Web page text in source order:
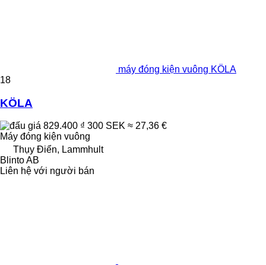
máy đóng kiện vuông KÖLA
18
KÖLA
829.400 ₫ 300 SEK ≈ 27,36 €
Máy đóng kiện vuông
Thụy Điển, Lammhult
Blinto AB
Liên hệ với người bán